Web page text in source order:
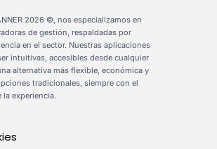
2026 ©, nos especializamos en
de gestión, respaldadas por
en el sector. Nuestras aplicaciones
intuitivas, accesibles desde cualquier
alternativa más flexible, económica y
tradicionales, siempre con el
la experiencia.